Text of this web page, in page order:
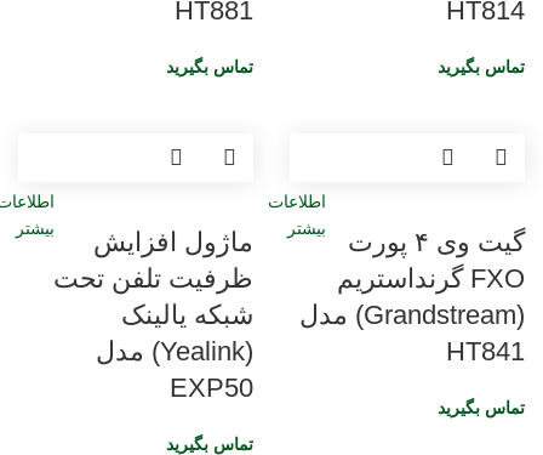
HT814
تماس بگیرید
HT881
تماس بگیرید
اطلاعات
بیشتر
گیت وی ۴ پورت
FXO گرنداستریم
(Grandstream) مدل
HT841
تماس بگیرید
بیشتر
ماژول افزایش
ظرفیت تلفن تحت
شبکه یالینک
(Yealink) مدل
EXP50
تماس بگیرید